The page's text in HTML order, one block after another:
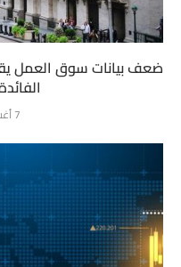
ضعف بيانات سوق العمل
7 أغسطس، 2026